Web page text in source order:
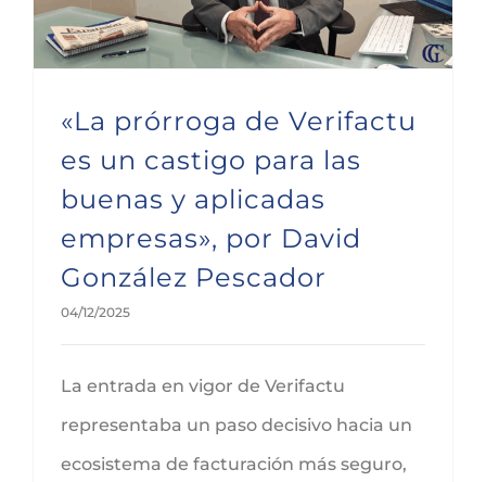
«La prórroga de Verifactu
es un castigo para las
buenas y aplicadas
empresas», por David
González Pescador
04/12/2025
La entrada en vigor de Verifactu
representaba un paso decisivo hacia un
ecosistema de facturación más seguro,